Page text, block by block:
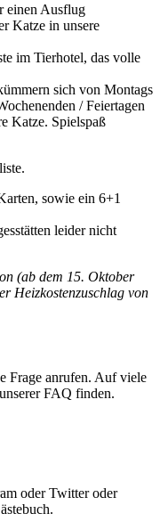
einen Ausflug
Katze in unsere
im Tierhotel, das volle
sich von Montags
/ Feiertagen
Katze. Spielspaß
sowie ein 6+1
leider nicht
(ab dem 15. Oktober
Heizkostenzuschlag von
Frage anrufen. Auf viele
FAQ finden.
oder Twitter oder